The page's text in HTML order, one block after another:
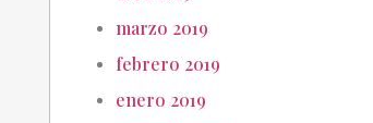
marzo 2019
febrero 2019
enero 2019